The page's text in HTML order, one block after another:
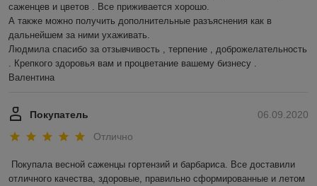
саженцев и цветов . Все приживается хорошо.
А также можно получить дополнительные разъяснения как в
дальнейшем за ними ухаживать.
Людмила спасибо за отзывчивость , терпение , доброжелательность
. Крепкого здоровья вам и процветание вашему бизнесу .
Валентина
06.09.2020
Покупатель
Отлично
Покупала весной саженцы гортензий и барбариса. Все доставили
отличного качества, здоровые, правильно сформированные и летом